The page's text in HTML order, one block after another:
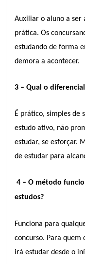
Auxiliar o aluno a ser
prática. Os
estudando de forma
demora a acontecer.
3 – Qual o
É prático, simples de
estudo ativo, não
estudar, se esforçar.
de estudar para
4 – O método
estudos?
Funciona para
concurso. Para quem
irá estudar desde o